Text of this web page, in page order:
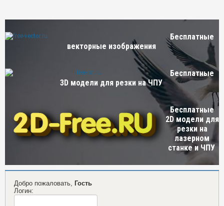
Бесплатные
векторные изображения
Бесплатные
3D модели для резки на ЧПУ
Бесплатные
2D модели для
резки на
лазерном
станке и ЧПУ
Добро пожаловать,
Гость
Логин: